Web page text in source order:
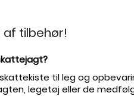
af tilbehør!
til leg og
legetøj eller de